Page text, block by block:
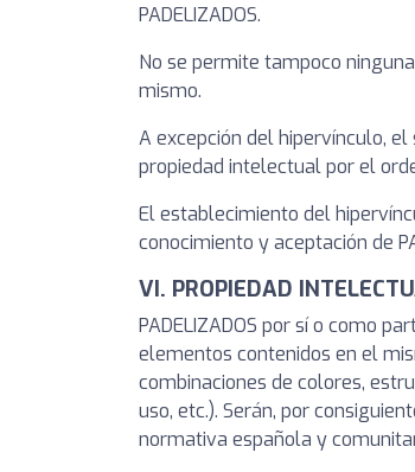
PADELIZADOS.
No se permite tampoco
mismo.
A excepción del hipervínculo,
propiedad intelectual por el
El establecimiento del
conocimiento y aceptación de
VI. PROPIEDAD
PADELIZADOS por sí o como
elementos contenidos en el
combinaciones de colores,
uso, etc.). Serán, por
normativa española y